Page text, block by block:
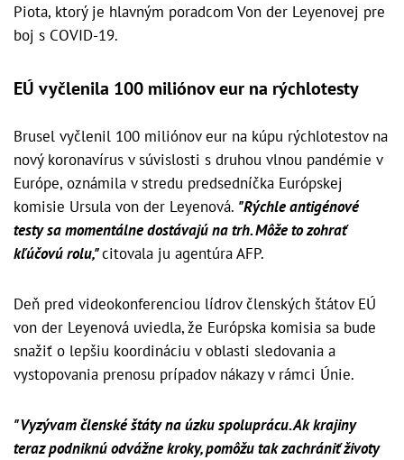
Piota, ktorý je hlavným poradcom Von der Leyenovej pre
boj s COVID-19.
EÚ vyčlenila 100 miliónov eur na rýchlotesty
Brusel vyčlenil 100 miliónov eur na kúpu rýchlotestov na
nový koronavírus v súvislosti s druhou vlnou pandémie v
Európe, oznámila v stredu predsedníčka Európskej
komisie Ursula von der Leyenová. "Rýchle antigénové
testy sa momentálne dostávajú na trh. Môže to zohrať
kľúčovú rolu,"citovala ju agentúra AFP.
Deň pred videokonferenciou lídrov členských štátov EÚ
von der Leyenová uviedla, že Európska komisia sa bude
snažiť o lepšiu koordináciu v oblasti sledovania a
vystopovania prenosu prípadov nákazy v rámci Únie.
"Vyzývam členské štáty na úzku spoluprácu. Ak krajiny
teraz podniknú odvážne kroky, pomôžu tak zachrániť životy